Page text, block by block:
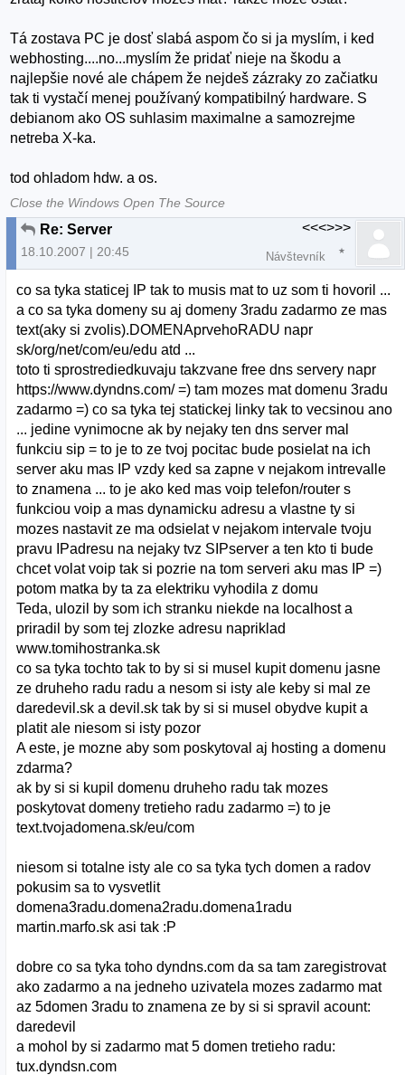
Tá zostava PC je dosť slabá aspom čo si ja myslím, i ked
webhosting....no...myslím že pridať nieje na škodu a
najlepšie nové ale chápem že nejdeš zázraky zo začiatku
tak ti vystačí menej používaný kompatibilný hardware. S
debianom ako OS suhlasim maximalne a samozrejme
netreba X-ka.
tod ohladom hdw. a os.
Close the Windows Open The Source
Re: Server
18.10.2007 | 20:45
<<<>>>
Návštevník
co sa tyka staticej IP tak to musis mat to uz som ti hovoril ...
a co sa tyka domeny su aj domeny 3radu zadarmo ze mas
text(aky si zvolis).DOMENAprvehoRADU napr
sk/org/net/com/eu/edu atd ...
toto ti sprostrediedkuvaju takzvane free dns servery napr
https://www.dyndns.com/ =) tam mozes mat domenu 3radu
zadarmo =) co sa tyka tej statickej linky tak to vecsinou ano
... jedine vynimocne ak by nejaky ten dns server mal
funkciu sip = to je to ze tvoj pocitac bude posielat na ich
server aku mas IP vzdy ked sa zapne v nejakom intrevalle
to znamena ... to je ako ked mas voip telefon/router s
funkciou voip a mas dynamicku adresu a vlastne ty si
mozes nastavit ze ma odsielat v nejakom intervale tvoju
pravu IPadresu na nejaky tvz SIPserver a ten kto ti bude
chcet volat voip tak si pozrie na tom serveri aku mas IP =)
potom matka by ta za elektriku vyhodila z domu
Teda, ulozil by som ich stranku niekde na localhost a
priradil by som tej zlozke adresu napriklad
www.tomihostranka.sk
co sa tyka tochto tak to by si si musel kupit domenu jasne
ze druheho radu radu a nesom si isty ale keby si mal ze
daredevil.sk a devil.sk tak by si si musel obydve kupit a
platit ale niesom si isty pozor
A este, je mozne aby som poskytoval aj hosting a domenu
zdarma?
ak by si si kupil domenu druheho radu tak mozes
poskytovat domeny tretieho radu zadarmo =) to je
text.tvojadomena.sk/eu/com
niesom si totalne isty ale co sa tyka tych domen a radov
pokusim sa to vysvetlit
domena3radu.domena2radu.domena1radu
martin.marfo.sk asi tak :P
dobre co sa tyka toho dyndns.com da sa tam zaregistrovat
ako zadarmo a na jedneho uzivatela mozes zadarmo mat
az 5domen 3radu to znamena ze by si si spravil acount:
daredevil
a mohol by si zadarmo mat 5 domen tretieho radu:
tux.dyndsn.com